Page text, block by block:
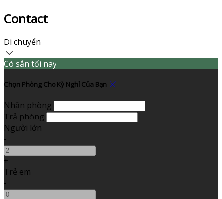
Contact
Di chuyển
Có sẵn tối nay
Chọn Phòng Cho Kỳ Nghỉ Của Bạn
Nhận phòng
Trả phòng
Người lớn
-
+
Trẻ em
-